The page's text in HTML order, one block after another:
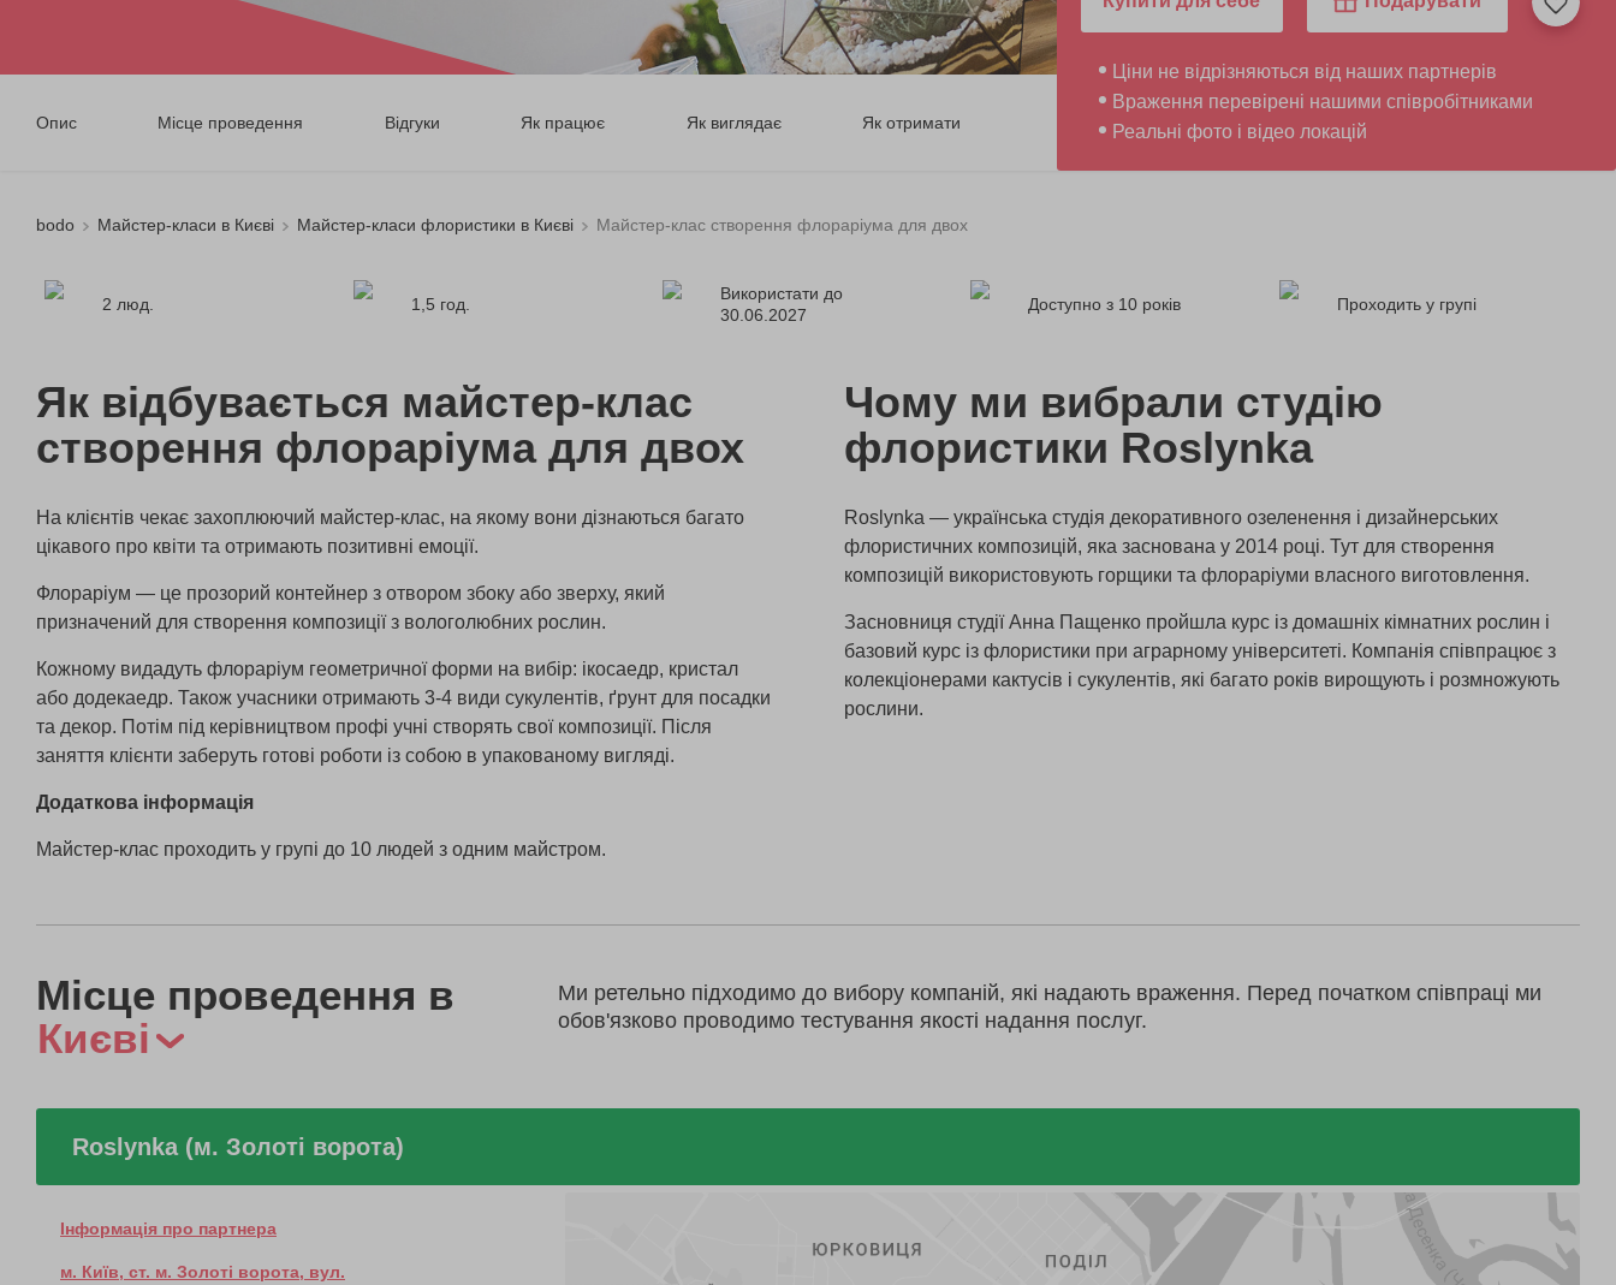
Опис Місце проведення Відгуки Як працює Як виглядає Як отримати
Ціни не відрізняються від наших партнерів
Враження перевірені нашими співробітниками
Реальні фото і відео локацій
bodo Майстер-класи в Києві Майстер-класи флористики в Києві Майстер-клас створення флораріума для двох
2 люд. 1,5 год.
Використати до
30.06.2027
Доступно з 10 років Проходить у групі
Як відбувається майстер-клас
створення флораріума для двох
На клієнтів чекає захоплюючий майстер-клас, на якому вони дізнаються багато
цікавого про квіти та отримають позитивні емоції.
Флораріум — це прозорий контейнер з отвором збоку або зверху, який
призначений для створення композиції з вологолюбних рослин.
Кожному видадуть флораріум геометричної форми на вибір: ікосаедр, кристал
або додекаедр. Також учасники отримають 3-4 види сукулентів, ґрунт для посадки
та декор. Потім під керівництвом профі учні створять свої композиції. Після
заняття клієнти заберуть готові роботи із собою в упакованому вигляді.
Додаткова інформація
Майстер-клас проходить у групі до 10 людей з одним майстром.
Чому ми вибрали студію
флористики Roslynka
Roslynka — українська студія декоративного озеленення і дизайнерських
флористичних композицій, яка заснована у 2014 році. Тут для створення
композицій використовують горщики та флораріуми власного виготовлення.
Засновниця студії Анна Пащенко пройшла курс із домашніх кімнатних рослин і
базовий курс із флористики при аграрному університеті. Компанія співпрацює з
колекціонерами кактусів і сукулентів, які багато років вирощують і розмножують
рослини.
Місце проведення в
Києві
Ми ретельно підходимо до вибору компаній, які надають враження. Перед початком співпраці ми
обов'язково проводимо тестування якості надання послуг.
Roslynka (м. Золоті ворота)
Інформація про партнера
м. Київ, ст. м. Золоті ворота, вул.